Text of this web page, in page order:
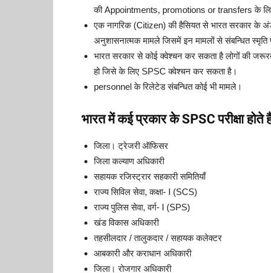
की Appointments, promotions or transfers के
एक नागरिक (Citizen) की हैसियत से भारत सरकार के
अनुशासनात्मक मामले जिसमें इन मामलों से संबन्धित स्मृति
भारत सरकार से कोई क्वेश्चन कर सकता है लोगों की
हो जिसे के लिए SPSC क्वेश्चन कर सकता है।
personnel के रिलेटेड संबन्धित कोई भी मामले।
भारत में कई प्रकार के SPSC परीक्षा होते
जिला। ट्रेजरी ऑफिसर
जिला कल्याण अधिकारी
सहायक रजिस्ट्रार सहकारी समितियाँ
राज्य सिविल सेवा, कक्षा- I (SCS)
राज्य पुलिस सेवा, वर्ग- I (SPS)
खंड विकास अधिकारी
तहसीलदार / तालुकदार / सहायक कलेक्टर
आबकारी और कराधान अधिकारी
जिला। रोजगार अधिकारी